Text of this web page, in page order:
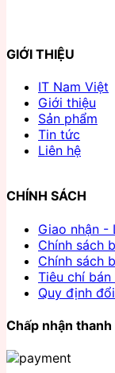
GIỚI THIỆU
IT Nam Việt
Giới thiệu
Sản phẩm
Tin tức
Liên hệ
CHÍNH SÁCH
Giao nhận -
Chính sách
Chính sách
Tiêu chí bán
Quy định
Chấp nhận thanh